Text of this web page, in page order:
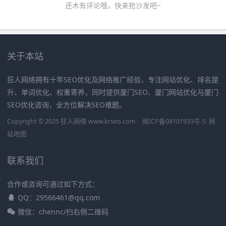
还木有评论哦，快来抢沙发吧~
关于本站
狂人网络拥有十年SEO优化及网络推广经验，专注网站优化、排名提
升、单词优化、权重寄养，同时提供厦门SEO、厦门网站优化与厦门
SEO优化咨询，全方位解决SEO难题。
Copyright © 2025 狂人网络 www.krseo.com 闽ICP备08101933号-5 网
站地图
联系我们
合作或咨询可通过如下方式：
QQ：29566461@qq.com
微信：chennc/扫右侧二维码